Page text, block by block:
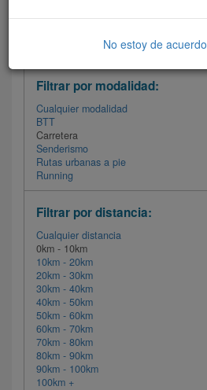
Filtrar las rutas
Filtrar por modalidad:
Cualquier modalidad
BTT
Carretera
Senderismo
Rutas urbanas a pie
Running
Filtrar por distancia:
Cualquier distancia
0km - 10km
10km - 20km
20km - 30km
30km - 40km
40km - 50km
50km - 60km
60km - 70km
70km - 80km
80km - 90km
90km - 100km
100km +
No estoy de acuerdo